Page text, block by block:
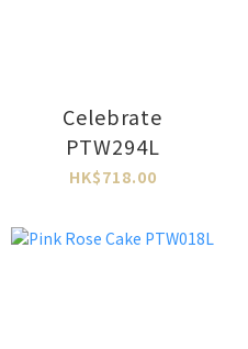
Celebrate
PTW294L
HK$718.00